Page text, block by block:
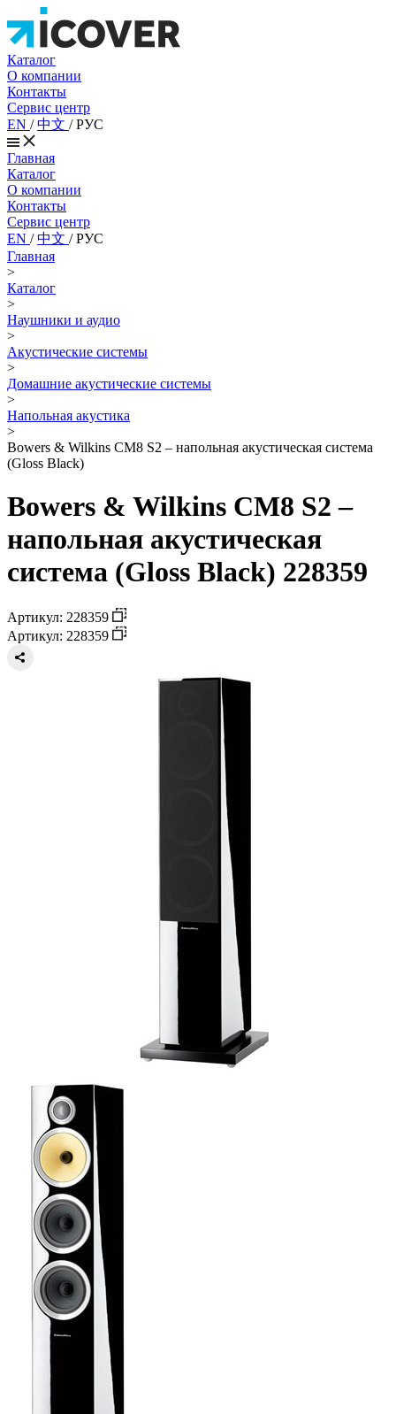
Каталог
О компании
Контакты
Сервис центр
EN /中文 /РУС
Главная
Каталог
О компании
Контакты
Сервис центр
EN /中文 /РУС
Главная
>
Каталог
>
Наушники и аудио
>
Акустические системы
>
Домашние акустические системы
>
Напольная акустика
>
Bowers & Wilkins CM8 S2 – напольная акустическая система
(Gloss Black)
Bowers & Wilkins CM8 S2 –
напольная акустическая
система (Gloss Black) 228359
Артикул: 228359
Артикул: 228359